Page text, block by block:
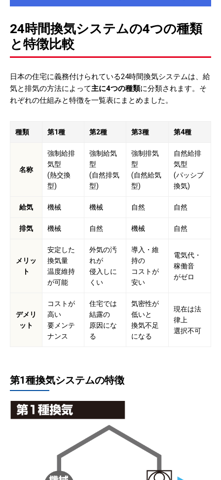
24時間換気システムの4つの種類
と特徴比較
日本の住宅に義務付けられている24時間換気システムは、給
気と排気の方法によって主に4つの種類に分類されます。そ
れぞれの仕組みと特徴を一覧表にまとめました。
種類 第1種 第2種 第3種 第4種
名称
強制給排
気型
(熱交換
型)
強制給気
型
(自然排気
型)
強制排気
型
(自然給気
型)
自然給排
気型
(パッシブ
換気)
給気 機械 機械 自然 自然
排気 機械 自然 機械 自然
メリッ
ト
安定した
換気量
温度維持
が可能
外気の汚
れが
侵入しに
くい
導入・維
持の
コストが
安い
電気代・
稼働音
がゼロ
デメリ
ット
コストが
高い
要メンテ
ナンス
住宅では
結露の
原因にな
る
気密性が
低いと
換気不足
になる
現在は法
律上
選択不可
第1種換気システムの特徴